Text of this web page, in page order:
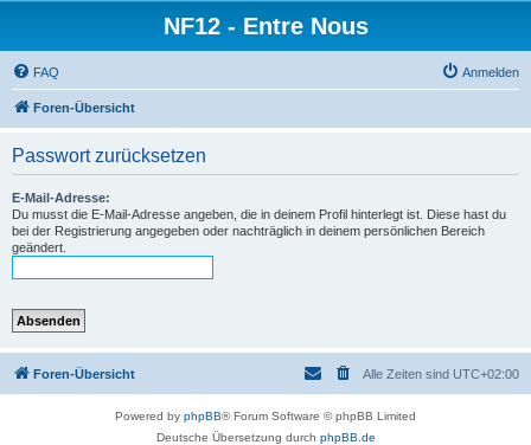
NF12 - Entre Nous
FAQ Anmelden
Foren-Übersicht
Passwort zurücksetzen
E-Mail-Adresse:
Du musst die E-Mail-Adresse angeben, die in deinem Profil hinterlegt ist. Diese hast du
bei der Registrierung angegeben oder nachträglich in deinem persönlichen Bereich
geändert.
Foren-Übersicht Alle Zeiten sind UTC+02:00
Powered by phpBB® Forum Software © phpBB Limited
Deutsche Übersetzung durch phpBB.de